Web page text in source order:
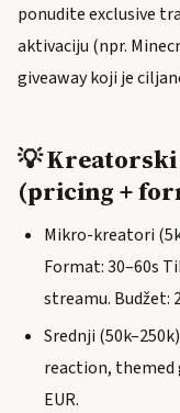
ponudite exclusive
aktivaciju (npr.
giveaway koji je
💡
(pricing +
Mikro-kreatori
Format: 30–60s
streamu. Budžet:
Srednji
reaction, themed
EUR.